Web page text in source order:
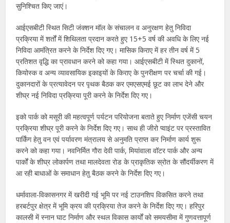
सुनिश्चित किए जाएं।
आईएसबीटी स्थित सिटी जंक्शन मॉल के संचालन व अनुरक्षण हेतु निविदा
प्रक्रिया में शर्तों में शिथिलता प्रदान करते हुए 15+5 वर्ष की अवधि के लिए नई
निविदा आमंत्रित करने के निर्देश दिए गए। मासिक किराए में हर तीन वर्ष में 5
प्रतिशत वृद्धि का प्रावधान करने को कहा गया। आईएसबीटी में स्थित दुकानों,
कियोस्क व अन्य व्यावसायिक इकाइयों के किराए के पुनरीक्षण पर चर्चा की गई।
दुकानदारों के प्रत्यावेदन पर पृथक बैठक कर एमएसएमई छूट का लाभ देने और
शीघ्र नई निविदा प्रक्रिया पूरी करने के निर्देश दिए गए।
इको पार्क को मसूरी की महत्वपूर्ण पर्यटन परियोजना बताते हुए निर्माण एजेंसी चयन
प्रक्रिया शीघ्र पूरी करने के निर्देश दिए गए। साथ ही जीरो प्वाइंट पर प्रस्तावित
पार्किंग हेतु वन एवं पर्यावरण मंत्रालय से अनुमति प्राप्त कर निर्माण कार्य शुरू
करने को कहा गया। नवनिर्मित गौरा देवी पार्क, मियांवाला वॉटर पार्क और अन्य
पार्कों के शीघ्र लोकार्पण तथा मालदेवता रोड के प्राकृतिक स्रोत के सौंदर्यीकरण में
आ रही बाधाओं के समाधान हेतु बैठक करने के निर्देश दिए गए।
धर्मावाला-विकासनगर में खरीदी गई भूमि पर नई टाउनशिप विकसित करने तथा
हरबर्टपुर क्षेत्र में भूमि क्रय की प्रक्रिया तेज करने के निर्देश दिए गए। हरिपुर
कालसी में स्नान घाट निर्माण और स्थल विकास कार्यों को समयसीमा में गुणवत्तापूर्ण